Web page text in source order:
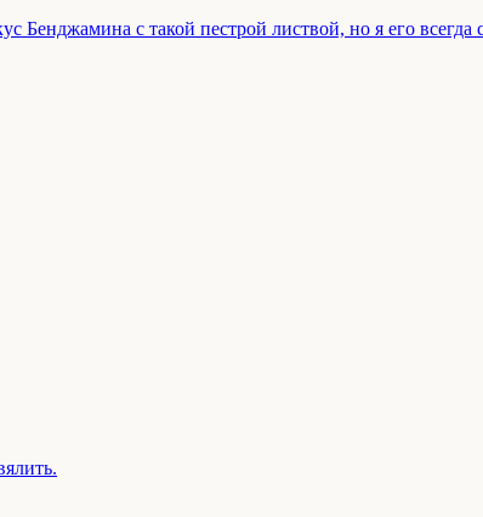
с такой пестрой листвой, но я его всегда